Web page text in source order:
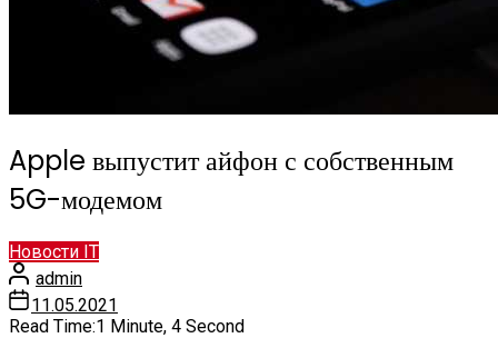
Apple выпустит айфон с собственным
5G-модемом
Новости IT
admin
11.05.2021
Read Time:1 Minute, 4 Second